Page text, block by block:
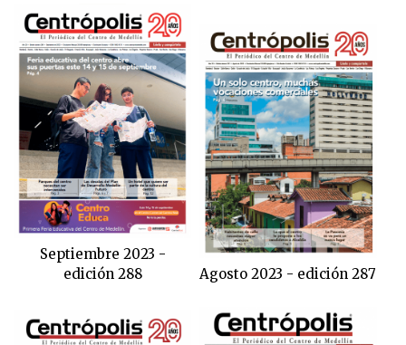
Septiembre 2023 -
edición 288
Agosto 2023 - edición 287